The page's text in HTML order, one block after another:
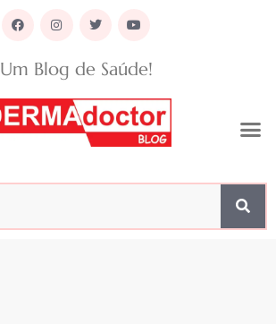
Um Blog de Saúde!